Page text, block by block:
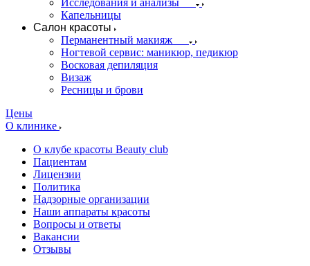
Исследования и анализы
Капельницы
Салон красоты
Перманентный макияж
Ногтевой сервис: маникюр, педикюр
Восковая депиляция
Визаж
Ресницы и брови
Цены
О клинике
О клубе красоты Beauty club
Пациентам
Лицензии
Политика
Надзорные организации
Наши аппараты красоты
Вопросы и ответы
Вакансии
Отзывы